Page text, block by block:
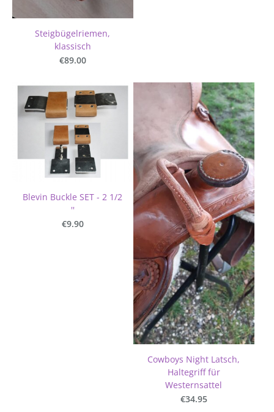
Steigbügelriemen,
klassisch
€89.00
Blevin Buckle SET - 2 1/2
''
€9.90
Cowboys Night Latsch,
Haltegriff für
Westernsattel
€34.95